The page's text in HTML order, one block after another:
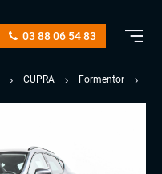
03 88 06 54 83
CUPRA Formentor